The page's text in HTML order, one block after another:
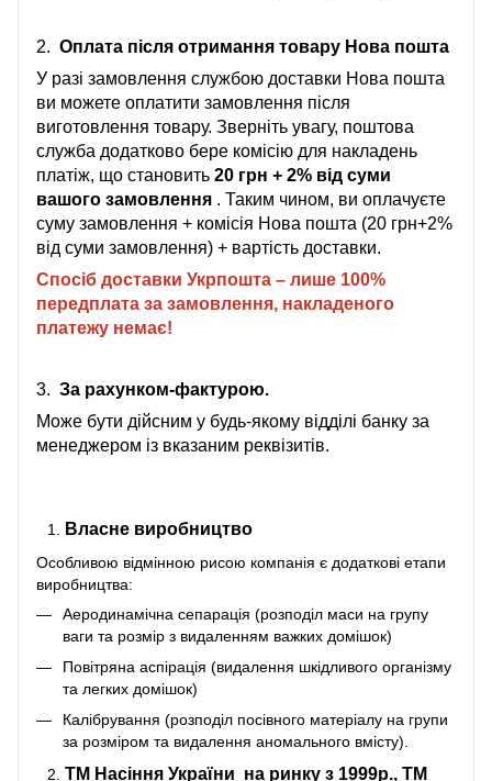
2. Оплата після отримання товару Нова пошта
У разі замовлення службою доставки Нова пошта
ви можете оплатити замовлення після
виготовлення товару. Зверніть увагу, поштова
служба додатково бере комісію для накладень
платіж, що становить 20 грн + 2% від суми
вашого замовлення . Таким чином, ви оплачуєте
суму замовлення + комісія Нова пошта (20 грн+2%
від суми замовлення) + вартість доставки.
Спосіб доставки Укрпошта – лише 100%
передплата за замовлення, накладеного
платежу немає!
3. За рахунком-фактурою.
Може бути дійсним у будь-якому відділі банку за
менеджером із вказаним реквізитів.
Власне виробництво
Особливою відмінною рисою компанія є додаткові етапи
виробництва:
Аеродинамічна сепарація (розподіл маси на групу
ваги та розмір з видаленням важких домішок)
Повітряна аспірація (видалення шкідливого організму
та легких домішок)
Калібрування (розподіл посівного матеріалу на групи
за розміром та видалення аномального вмісту).
ТМ Насіння України на ринку з 1999р., ТМ